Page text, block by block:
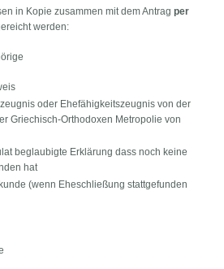
in Kopie zusammen mit dem Antragper
werden:
oder Ehefähigkeitszeugnis von der
Griechisch-Orthodoxen Metropolie von
beglaubigte Erklärung dass noch keine
hat
(wenn Eheschließung stattgefunden